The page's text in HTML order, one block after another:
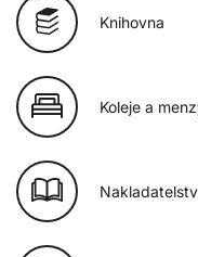
Knihovna
Koleje a